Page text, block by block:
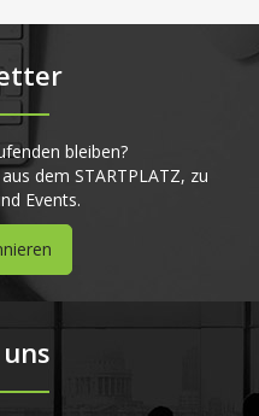
bleiben?
dem STARTPLATZ, zu
Events.